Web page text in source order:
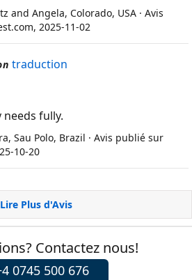
and Angela, Colorado, USA · Avis
2025-11-02
traduction
needs fully.
Sau Polo, Brazil · Avis publié sur
10-20
Lire Plus d'Avis
Contactez nous!
0745 500 676